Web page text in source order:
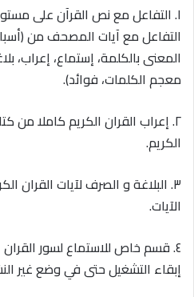
١. التفاعل مع نص القرآن على
التفاعل مع آيات المصحف من
المعنى بالكلمة، إستماع، إعراب،
معجم الكلمات، فوائد).
٢. إعراب القران الكريم كاملا من
الكريم.
٣. البلاغة و الصرف لآيات القران
الآيات.
٤. قسم خاص للاستماع لسور
إبقاء التشغيل حتى في وضع غير